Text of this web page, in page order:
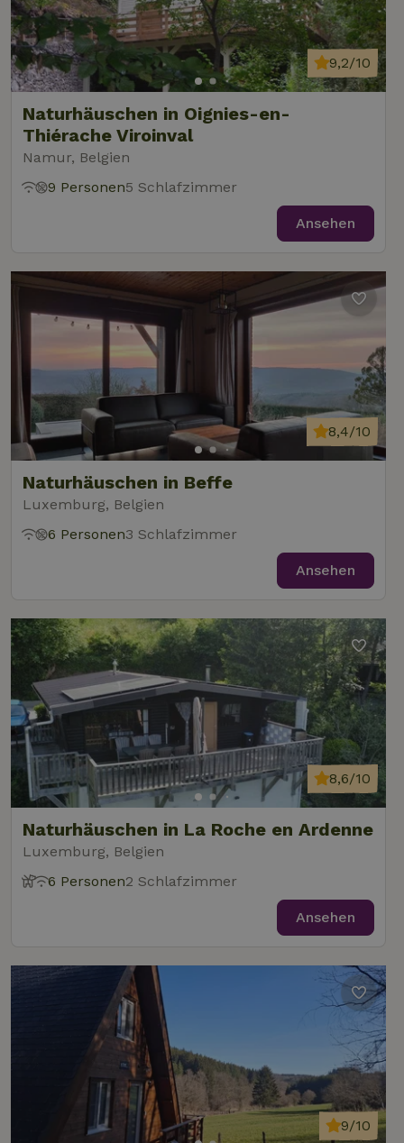
Naturhäuschen in Oignies-en-
Thiérache Viroinval
Namur, Belgien
9,2/10
9 Personen5 Schlafzimmer
Ansehen
Naturhäuschen in Beffe
Luxemburg, Belgien
8,4/10
6 Personen3 Schlafzimmer
Ansehen
Naturhäuschen in La Roche en Ardenne
Luxemburg, Belgien
8,6/10
6 Personen2 Schlafzimmer
Ansehen
9/10